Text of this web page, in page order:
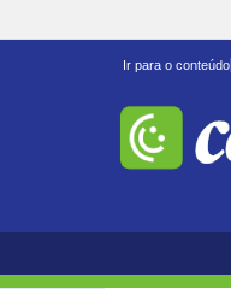
Ir para o conteúdo